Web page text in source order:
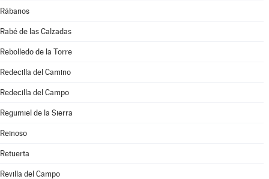
Rábanos
Rabé de las Calzadas
Rebolledo de la Torre
Redecilla del Camino
Redecilla del Campo
Regumiel de la Sierra
Reinoso
Retuerta
Revilla del Campo